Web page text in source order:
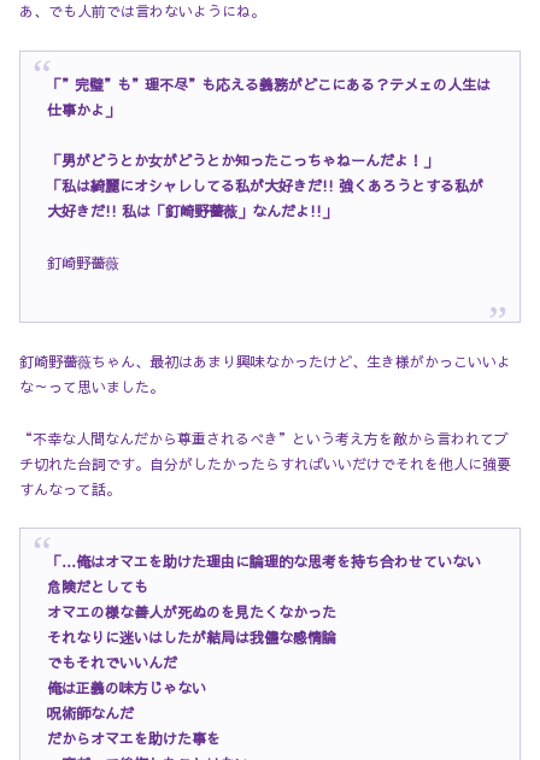
あ、でも人前では言わないようにね。
「”完璧”も”理不尽”も応える義務がどこにある？テメェの人生は
仕事かよ」
「男がどうとか女がどうとか知ったこっちゃねーんだよ！」
「私は綺麗にオシャレしてる私が大好きだ!! 強くあろうとする私が
大好きだ!! 私は「釘崎野薔薇」なんだよ!!」
釘崎野薔薇
釘崎野薔薇ちゃん、最初はあまり興味なかったけど、生き様がかっこいいよ
な～って思いました。
“不幸な人間なんだから尊重されるべき”という考え方を敵から言われてブ
チ切れた台詞です。自分がしたかったらすればいいだけでそれを他人に強要
すんなって話。
「…俺はオマエを助けた理由に論理的な思考を持ち合わせていない
危険だとしても
オマエの様な善人が死ぬのを見たくなかった
それなりに迷いはしたが結局は我儘な感情論
でもそれでいいんだ
俺は正義の味方じゃない
呪術師なんだ
だからオマエを助けた事を